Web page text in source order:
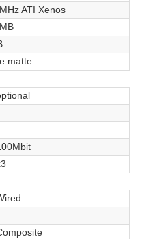
ATI Xenos
matte